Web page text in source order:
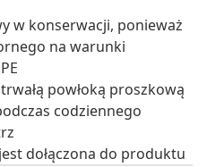
w konserwacji, ponieważ
na warunki
powłoką proszkową
codziennego
dołączona do produktu